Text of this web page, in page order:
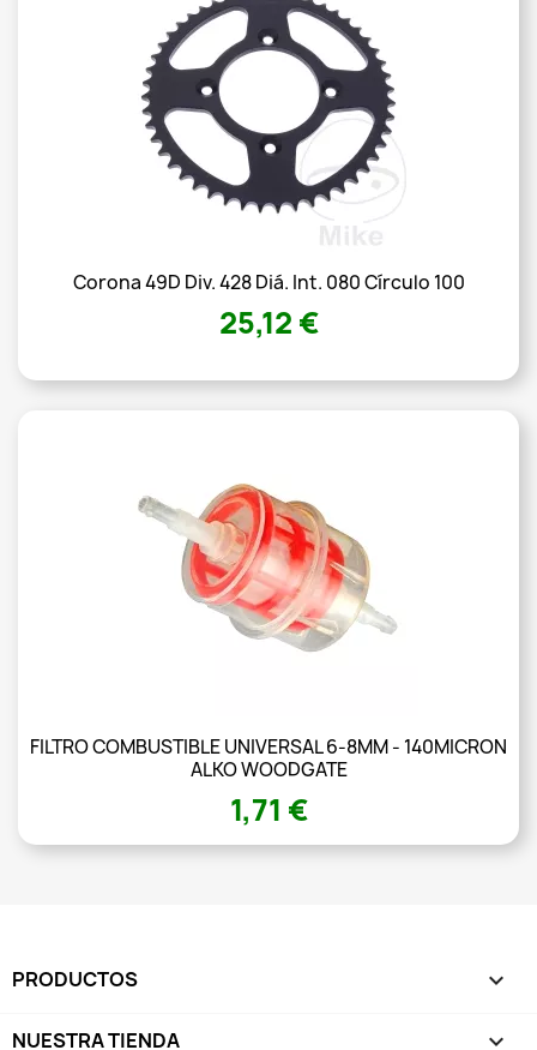
Corona 49D Div. 428 Diá. Int. 080 Círculo 100
25,12 €
FILTRO COMBUSTIBLE UNIVERSAL 6-8MM - 140MICRON
ALKO WOODGATE
1,71 €
PRODUCTOS 
NUESTRA TIENDA 